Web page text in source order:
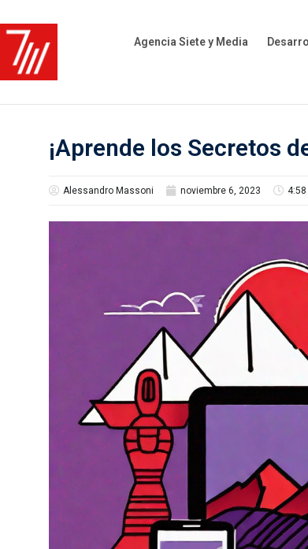
Agencia Siete y Media
¡Aprende los Secretos
Alessandro Massoni noviembre 6, 2023 4:58